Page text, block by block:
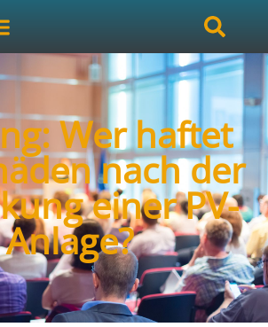
Wer haftet
nach der
einer PV-
Anlage?